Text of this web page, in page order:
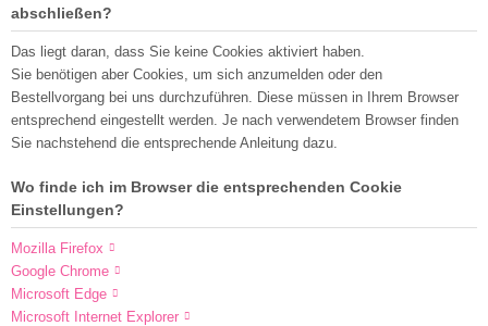
abschließen?
Das liegt daran, dass Sie keine Cookies aktiviert haben.
Sie benötigen aber Cookies, um sich anzumelden oder den
Bestellvorgang bei uns durchzuführen. Diese müssen in Ihrem Browser
entsprechend eingestellt werden. Je nach verwendetem Browser finden
Sie nachstehend die entsprechende Anleitung dazu.
Wo finde ich im Browser die entsprechenden Cookie
Einstellungen?
Mozilla Firefox
Google Chrome
Microsoft Edge
Microsoft Internet Explorer